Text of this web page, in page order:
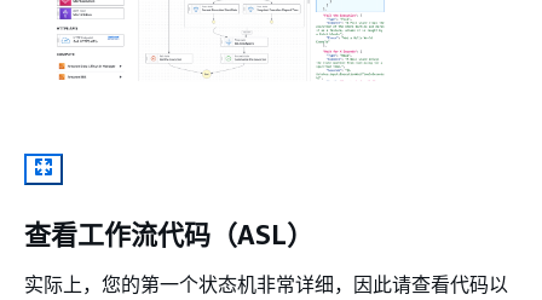
查看工作流代码（ASL）
实际上，您的第一个状态机非常详细，因此请查看代码以